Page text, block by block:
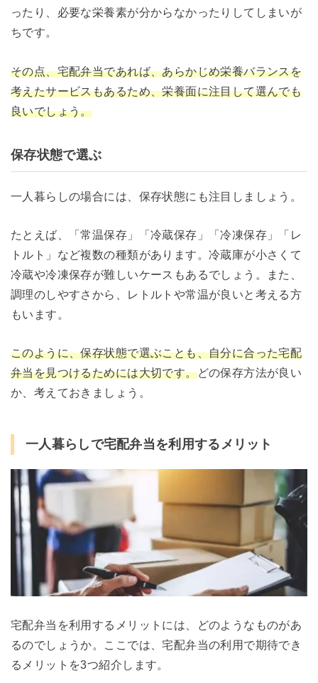
ったり、必要な栄養素が分からなかったりしてしまいが
ちです。
その点、宅配弁当であれば、あらかじめ栄養バランスを
考えたサービスもあるため、栄養面に注目して選んでも
良いでしょう。
保存状態で選ぶ
一人暮らしの場合には、保存状態にも注目しましょう。
たとえば、「常温保存」「冷蔵保存」「冷凍保存」「レ
トルト」など複数の種類があります。冷蔵庫が小さくて
冷蔵や冷凍保存が難しいケースもあるでしょう。また、
調理のしやすさから、レトルトや常温が良いと考える方
もいます。
このように、保存状態で選ぶことも、自分に合った宅配
弁当を見つけるためには大切です。どの保存方法が良い
か、考えておきましょう。
一人暮らしで宅配弁当を利用するメリット
宅配弁当を利用するメリットには、どのようなものがあ
るのでしょうか。ここでは、宅配弁当の利用で期待でき
るメリットを3つ紹介します。